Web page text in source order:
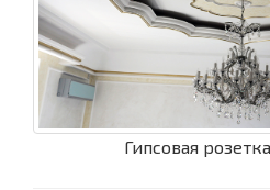
Гипсовая